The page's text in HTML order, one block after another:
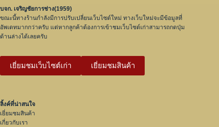
บจก. เจริญชัยการช่าง(1959)
ขณะนี้ทางร้านกำลังมีการปรับเปลี่ยนเว็บไซต์ใหม่ ทางเว็บใหม่จะมีข้อมูลที่
อัพเดทมากกว่าครับ แต่หากลูกค้าต้องการเข้าชมเว็บไซต์เก่าสามารถกดปุ่ม
ด้านล่างได้เลยครับ
เยี่ยมชมเว็บไซต์เก่า เยี่ยมชมสินค้า
ลิ้งค์ที่น่าสนใจ
เยี่ยมชมสินค้า
เกี่ยวกับเรา